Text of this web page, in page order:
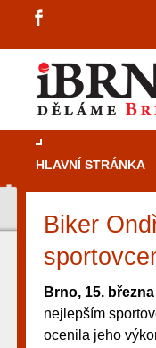
HLAVNÍ STRÁNKA
Biker
Brno, 15.
nejlepším
ocenila jeho